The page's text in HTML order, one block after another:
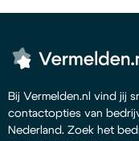
Bij Vermelden.nl vind jij
contactopties van
Nederland. Zoek het